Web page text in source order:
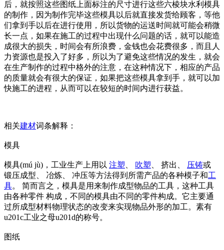
后，就按照这些图纸上面标注的尺寸进行这些六棱块水利模具
的制作，因为制作完毕这些模具以后就直接发货给顾客，等他
们拿到手以后在进行使用，所以货物的运送时间就可能会稍微
长一点，如果在施工的过程中出现什么问题的话，就可以能造
成很大的损失，时间会有所浪费，金钱也会花费很多，而且人
力资源也是投入了好多，所以为了避免这些情况的发生，就会
在生产制作的过程中格外的注意，在这种情况下，相应的产品
的质量就会有很大的保证，如果把这些模具拿到手，就可以加
快施工的进程，从而可以在较短的时间内进行获益。
相关建材词条解释：
模具
模具(mú jù)，工业生产上用以 注塑 吹塑 、 挤出、 压铸或
锻压成型、 冶炼、 冲压等方法得到所需产品的各种模子和工
具。 简而言之，模具是用来制作成型物品的工具，这种工具
由各种零件 构成，不同的模具由不同的零件构成。它主要通
过所成型材料物理状态的改变来实现物品外形的加工。素有
u201c工业之母u201d的称号。
图纸